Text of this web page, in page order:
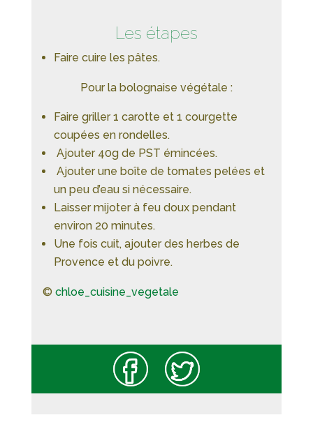
Les étapes
Faire cuire les pâtes.
Pour la bolognaise végétale :
Faire griller 1 carotte et 1 courgette
coupées en rondelles.
Ajouter 40g de PST émincées.
Ajouter une boîte de tomates pelées et
un peu d’eau si nécessaire.
Laisser mijoter à feu doux pendant
environ 20 minutes.
Une fois cuit, ajouter des herbes de
Provence et du poivre.
© chloe_cuisine_vegetale